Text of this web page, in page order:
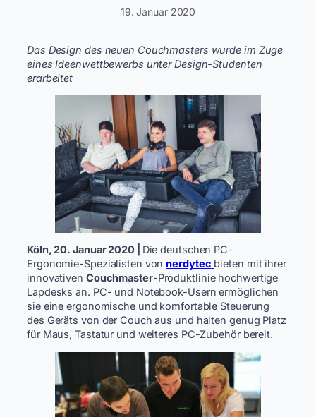
19. Januar 2020
Das Design des neuen Couchmasters wurde im Zuge
eines Ideenwettbewerbs unter Design-Studenten
erarbeitet
Köln, 20. Januar 2020 | Die deutschen PC-
Ergonomie-Spezialisten vonnerdytec bieten mit ihrer
innovativen Couchmaster-Produktlinie hochwertige
Lapdesks an. PC- und Notebook-Usern ermöglichen
sie eine ergonomische und komfortable Steuerung
des Geräts von der Couch aus und halten genug Platz
für Maus, Tastatur und weiteres PC-Zubehör bereit.